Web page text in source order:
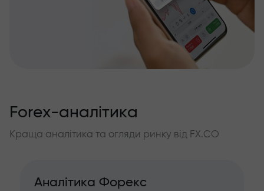
Forex-аналітика
Краща аналітика та огляди ринку від FX.CO
Аналітика Форекс